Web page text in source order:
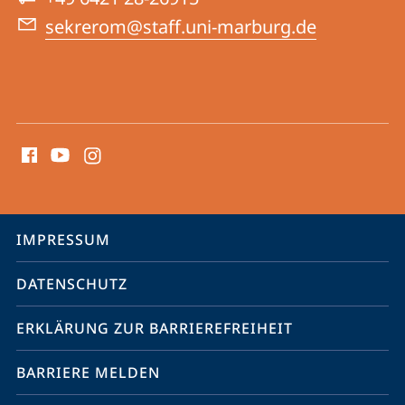
sekrerom@staff.uni-marburg.de
Media
Service-
Navigation
IMPRESSUM
DATENSCHUTZ
ERKLÄRUNG ZUR BARRIEREFREIHEIT
BARRIERE MELDEN